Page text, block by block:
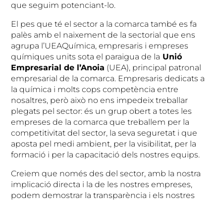
que seguim potenciant-lo.
El pes que té el sector a la comarca també es fa
palès amb el naixement de la sectorial que ens
agrupa l’UEAQuímica, empresaris i empreses
químiques units sota el paraigua de la Unió
Empresarial de l’Anoia (UEA), principal patronal
empresarial de la comarca. Empresaris dedicats a
la química i molts cops competència entre
nosaltres, però això no ens impedeix treballar
plegats pel sector: és un grup obert a totes les
empreses de la comarca que treballem per la
competitivitat del sector, la seva seguretat i que
aposta pel medi ambient, per la visibilitat, per la
formació i per la capacitació dels nostres equips.
Creiem que només des del sector, amb la nostra
implicació directa i la de les nostres empreses,
podem demostrar la transparència i els nostres